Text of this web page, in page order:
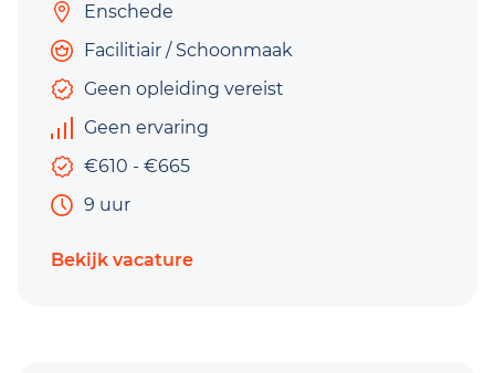
Enschede
Facilitiair / Schoonmaak
Geen opleiding vereist
Geen ervaring
€610 - €665
9 uur
Bekijk vacature